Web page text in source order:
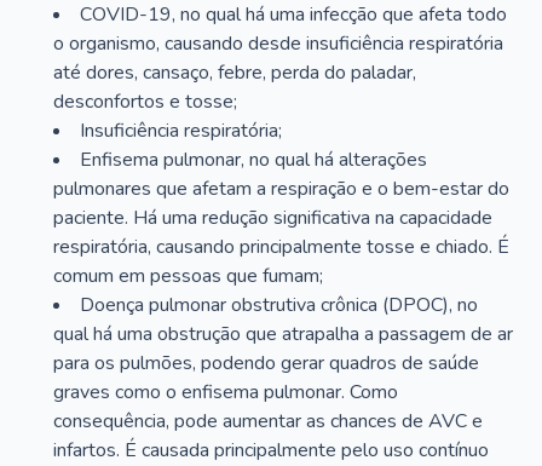
COVID-19, no qual há uma infecção que afeta todo
o organismo, causando desde insuficiência respiratória
até dores, cansaço, febre, perda do paladar,
desconfortos e tosse;
Insuficiência respiratória;
Enfisema pulmonar, no qual há alterações
pulmonares que afetam a respiração e o bem-estar do
paciente. Há uma redução significativa na capacidade
respiratória, causando principalmente tosse e chiado. É
comum em pessoas que fumam;
Doença pulmonar obstrutiva crônica (DPOC), no
qual há uma obstrução que atrapalha a passagem de ar
para os pulmões, podendo gerar quadros de saúde
graves como o enfisema pulmonar. Como
consequência, pode aumentar as chances de AVC e
infartos. É causada principalmente pelo uso contínuo